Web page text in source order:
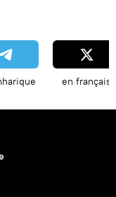
en français